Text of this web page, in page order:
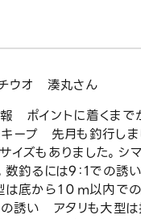
ウオ 湊丸さん
ポイントに着くま
ープ 先月も釣行し
イズもありました。
数釣るには9：1での
は底から１０m以内
の誘い アタリも大型